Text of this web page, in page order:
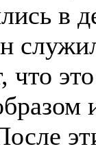
в
что